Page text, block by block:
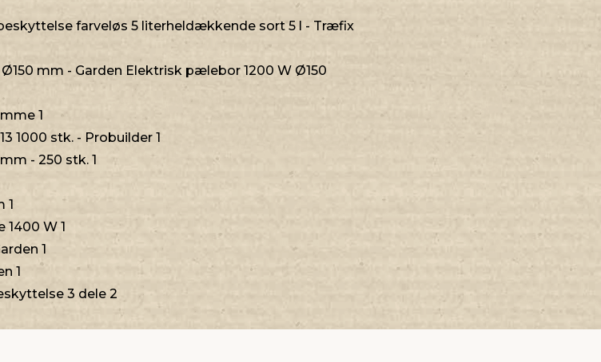
farveløs 5 literheldækkende sort 5 l - Træfix
mm - Garden Elektrisk pælebor 1200 W Ø150
1
1000 stk. - Probuilder 1
- 250 stk. 1
1
1400 W 1
1
1
3 dele 2